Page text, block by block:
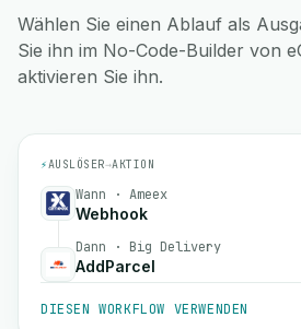
Wählen Sie einen Ablauf als
Sie ihn im No-Code-Builder von
aktivieren Sie ihn.
⚡AUSLÖSER→AKTION
Wann · Ameex
Webhook
Dann · Big Delivery
AddParcel
DIESEN WORKFLOW VERWENDEN